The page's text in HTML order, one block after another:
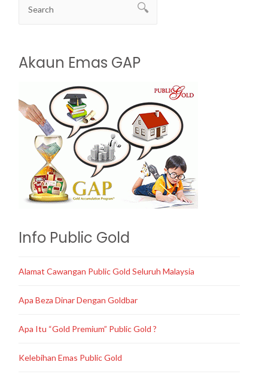
Akaun Emas GAP
Info Public Gold
Alamat Cawangan Public Gold Seluruh Malaysia
Apa Beza Dinar Dengan Goldbar
Apa Itu “Gold Premium” Public Gold ?
Kelebihan Emas Public Gold